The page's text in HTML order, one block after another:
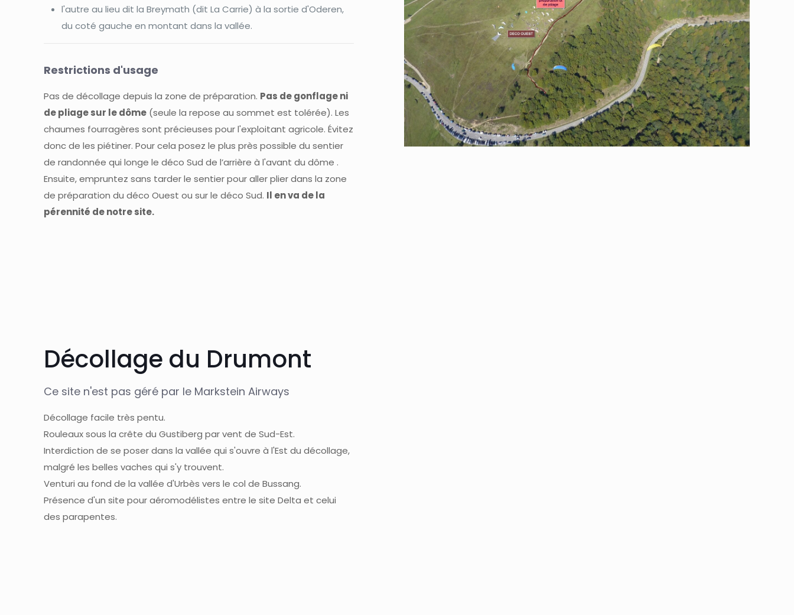
l'autre au lieu dit la Breymath (dit La Carrie) à la sortie d'Oderen,
du coté gauche en montant dans la vallée.
Restrictions d'usage
Pas de décollage depuis la zone de préparation. Pas de gonflage ni
de pliage sur le dôme (seule la repose au sommet est tolérée). Les
chaumes fourragères sont précieuses pour l'exploitant agricole. Évitez
donc de les piétiner. Pour cela posez le plus près possible du sentier
de randonnée qui longe le déco Sud de l’arrière à l'avant du dôme .
Ensuite, empruntez sans tarder le sentier pour aller plier dans la zone
de préparation du déco Ouest ou sur le déco Sud. Il en va de la
pérennité de notre site.
Décollage du Drumont
Ce site n'est pas géré par le Markstein Airways
Décollage facile très pentu.
Rouleaux sous la crête du Gustiberg par vent de Sud-Est.
Interdiction de se poser dans la vallée qui s'ouvre à l'Est du décollage,
malgré les belles vaches qui s'y trouvent.
Venturi au fond de la vallée d'Urbès vers le col de Bussang.
Présence d'un site pour aéromodélistes entre le site Delta et celui
des parapentes.